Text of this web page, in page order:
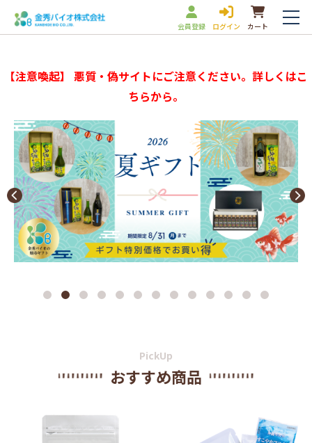
会員登録 ログイン カート
【注意喚起】 悪質・偽サイトにご注意ください。詳しくはこ
ちらから。
PickUp
おすすめ商品